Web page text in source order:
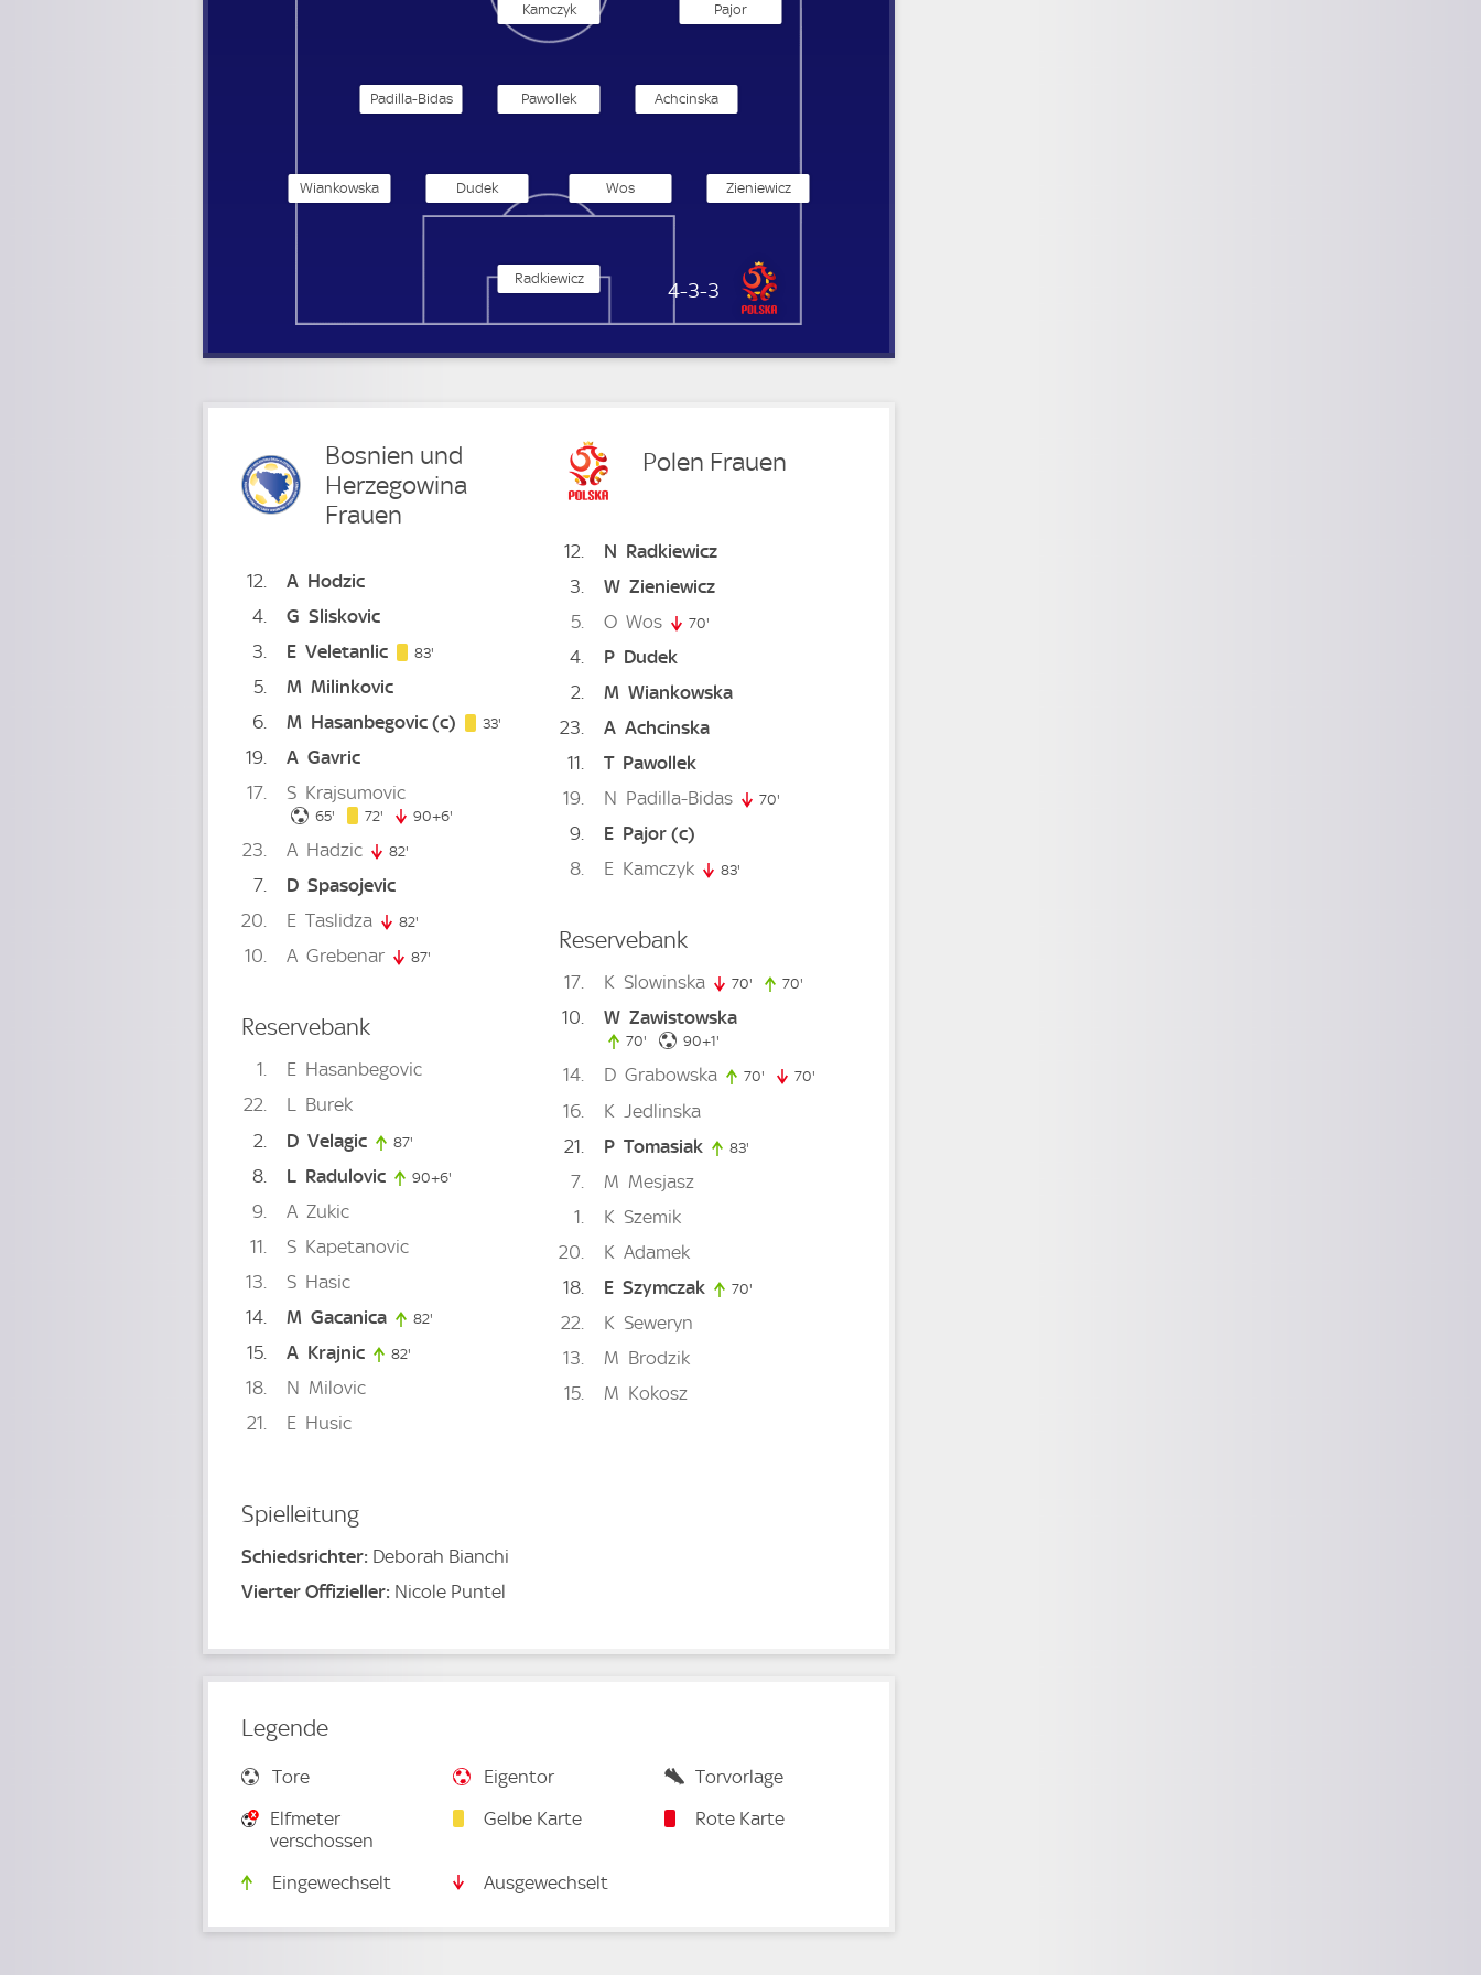
Polen Frauen
4-3-3
Radkiewicz
Zieniewicz
Wos
Dudek
Wiankowska
Achcinska
Pawollek
Padilla-Bidas
Pajor
Kamczyk
Bosnien und
Herzegowina
Frauen
12 A Hodzic
4
G Sliskovic
3
E Veletanlic 83'
5 M Milinkovic
6
M Hasanbegovic(c) 33' 33. minute
19 A Gavric
17
S Krajsumovic
65' 65. minute
72' 72. minute
90+6'
23 A Hadzic 82'
7 D Spasojevic
20
E Taslidza 82'
10 A Grebenar 87'
Reservebank
1 E Hasanbegovic
22
L Burek
2
D Velagic 87'
8 L Radulovic 90+6'
9 A Zukic
11
S Kapetanovic
13
S Hasic
14
M Gacanica 82'
15 A Krajnic 82'
18 N Milovic
21
E Husic
Polen Frauen
12 N Radkiewicz
3
W Zieniewicz
5
O Wos 70'
4 P Dudek
2
M Wiankowska
23
A Achcinska
11
T Pawollek
19
N Padilla-Bidas 70'
9 E Pajor(c)
8
E Kamczyk 83'
Reservebank
17 K Slowinska 70' 70. minute
70'
10 W Zawistowska
70' 70. minute
90+1'
14 D Grabowska 70' 70. minute
70'
16 K
Jedlinska
21
P Tomasiak 83'
7 M Mesjasz
1
K Szemik
20
K Adamek
18
E Szymczak 70'
22 K Seweryn
13
M Brodzik
15
M Kokosz
Spielleitung
Schiedsrichter: Deborah Bianchi
Vierter Offizieller: Nicole Puntel
Legende
Tore Eigentor
Torvorlage
Elfmeter
verschossen
Gelbe Karte Rote Karte
Eingewechselt Ausgewechselt